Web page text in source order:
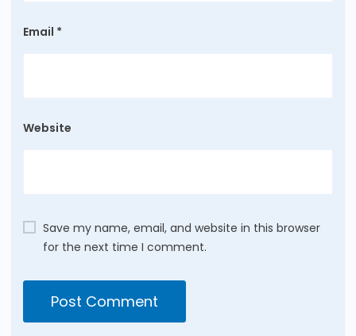
Email *
Website
Save my name, email, and website in this browser
for the next time I comment.